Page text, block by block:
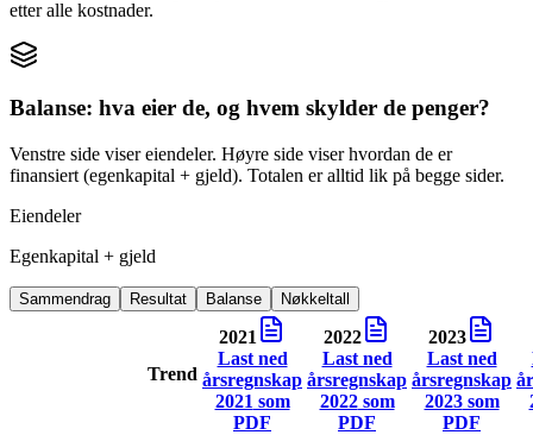
etter alle kostnader.
Balanse: hva eier de, og hvem skylder de penger?
Venstre side viser eiendeler. Høyre side viser hvordan de er
finansiert (egenkapital + gjeld). Totalen er alltid lik på begge sider.
Eiendeler
Egenkapital + gjeld
Sammendrag Resultat Balanse Nøkkeltall
Trend
2021
Last ned
årsregnskap
2021 som
PDF
2022
Last ned
årsregnskap
2022som
PDF
2023
Last ned
årsregnskap
2023som
PDF